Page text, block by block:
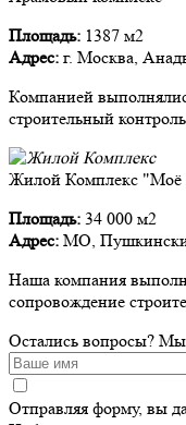
Площадь: 1387 м2
Адрес: г. Москва,
Компанией
строительный
Жилой Комплекс
Площадь: 34 000 м2
Адрес: МО,
Наша компания
сопровождение
Остались вопросы? Мы
Отправляя форму, вы